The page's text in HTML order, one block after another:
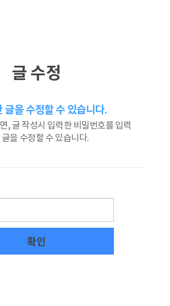
글 수정
글을 수정할 수 있습니다.
, 글 작성시 입력한 비밀번호를 입력
을 수정할 수 있습니다.